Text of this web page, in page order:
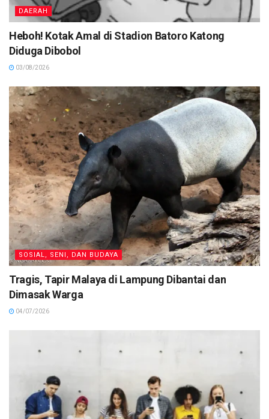
DAERAH
Heboh! Kotak Amal di Stadion Batoro Katong
Diduga Dibobol
03/08/2026
SOSIAL, SENI, DAN BUDAYA
Tragis, Tapir Malaya di Lampung Dibantai dan
Dimasak Warga
04/07/2026